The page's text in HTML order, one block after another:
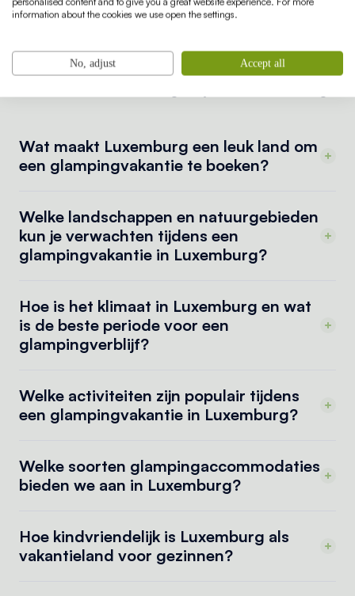
heuvels letterlijk voor je veranda. Of je nu met het
kampeervakantie in een safaritent in Luxemburg
Wat maakt Luxemburg een leuk land om
een glampingvakantie te boeken?
Welke landschappen en natuurgebieden
kun je verwachten tijdens een
glampingvakantie in Luxemburg?
Hoe is het klimaat in Luxemburg en wat
is de beste periode voor een
glampingverblijf?
Welke activiteiten zijn populair tijdens
een glampingvakantie in Luxemburg?
Welke soorten glampingaccommodaties
bieden we aan in Luxemburg?
Hoe kindvriendelijk is Luxemburg als
vakantieland voor gezinnen?
information about the cookies we use open the settings.
No, adjust Accept all